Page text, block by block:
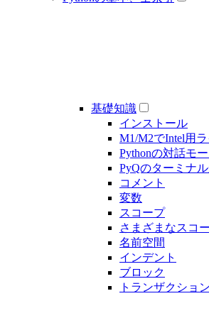
基礎知識
インストール
M1/M2でIntel用
Pythonの対話モ
PyQのターミナ
コメント
変数
スコープ
さまざまなスコ
名前空間
インデント
ブロック
トランザクション